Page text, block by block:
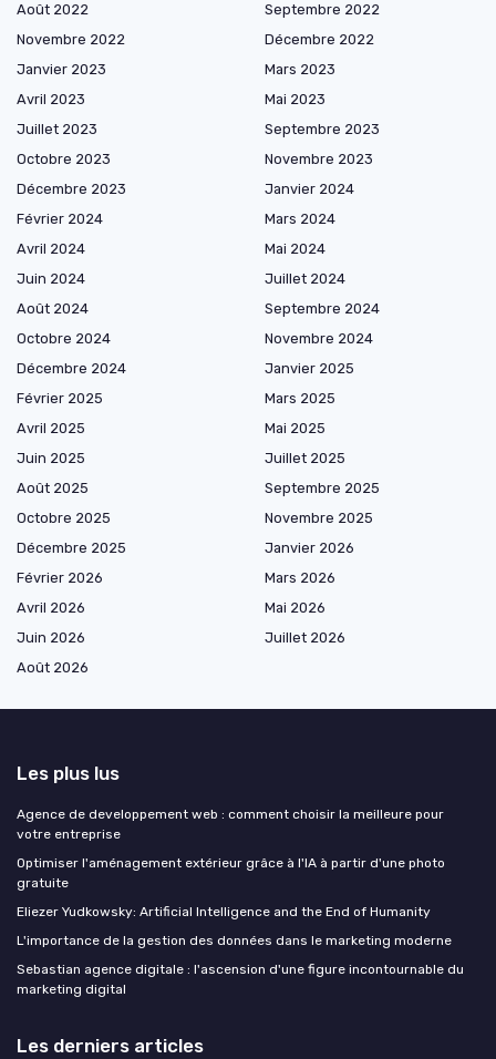
Août 2022
Septembre 2022
Novembre 2022
Décembre 2022
Janvier 2023
Mars 2023
Avril 2023
Mai 2023
Juillet 2023
Septembre 2023
Octobre 2023
Novembre 2023
Décembre 2023
Janvier 2024
Février 2024
Mars 2024
Avril 2024
Mai 2024
Juin 2024
Juillet 2024
Août 2024
Septembre 2024
Octobre 2024
Novembre 2024
Décembre 2024
Janvier 2025
Février 2025
Mars 2025
Avril 2025
Mai 2025
Juin 2025
Juillet 2025
Août 2025
Septembre 2025
Octobre 2025
Novembre 2025
Décembre 2025
Janvier 2026
Février 2026
Mars 2026
Avril 2026
Mai 2026
Juin 2026
Juillet 2026
Août 2026
Les plus lus
Agence de developpement web : comment choisir la meilleure pour
votre entreprise
Optimiser l'aménagement extérieur grâce à l'IA à partir d'une photo
gratuite
Eliezer Yudkowsky: Artificial Intelligence and the End of Humanity
L'importance de la gestion des données dans le marketing moderne
Sebastian agence digitale : l'ascension d'une figure incontournable du
marketing digital
Les derniers articles